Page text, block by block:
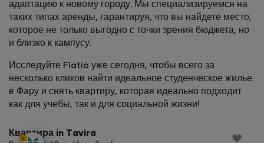
адаптацию к новому городу. Мы специализируемся на
таких типах аренды, гарантируя, что вы найдете место,
которое не только выгодно с точки зрения бюджета, но
и близко к кампусу.
Исследуйте Flatio уже сегодня, чтобы всего за
несколько кликов найти идеальное студенческое жилье
в Фару и снять квартиру, которая идеально подходит
как для учебы, так и для социальной жизни!
StayProtection
Квартира in Tavira